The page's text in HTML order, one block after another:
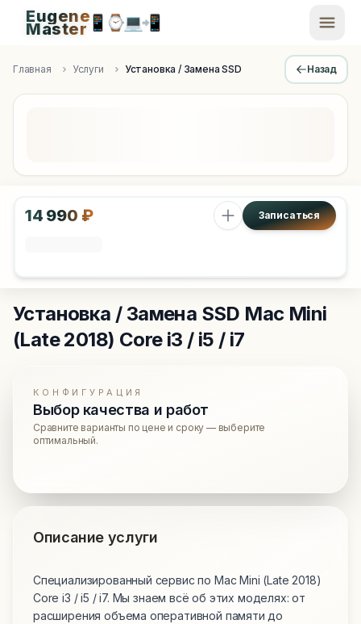
Apple Diagnostics & Engineering Authority in Saint
Eugene
Master📱 ⌚💻📲
Главная Услуги Установка / Замена SSD Назад
14 990 ₽ Записаться
Установка / Замена SSD Mac Mini
(Late 2018) Core i3 / i5 / i7
КОНФИГУРАЦИЯ
Выбор качества и работ
Сравните варианты по цене и сроку — выберите
оптимальный.
Описание услуги
Специализированный сервис по Mac Mini (Late 2018)
Core i3 / i5 / i7. Мы знаем всё об этих моделях: от
расширения объема оперативной памяти до